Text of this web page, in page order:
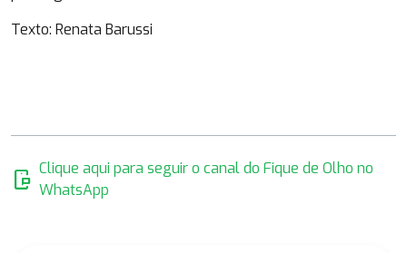
Texto: Renata Barussi
mobile_chat Clique aqui para seguir o canal do Fique de Olho no
WhatsApp